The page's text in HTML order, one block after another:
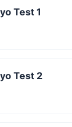
Test 1
Test 2